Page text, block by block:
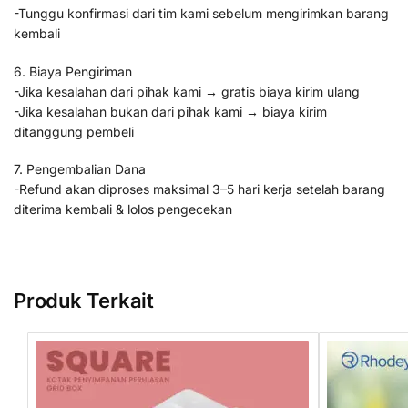
-Tunggu konfirmasi dari tim kami sebelum mengirimkan barang
kembali
6. Biaya Pengiriman
-Jika kesalahan dari pihak kami → gratis biaya kirim ulang
-Jika kesalahan bukan dari pihak kami → biaya kirim
ditanggung pembeli
7. Pengembalian Dana
-Refund akan diproses maksimal 3–5 hari kerja setelah barang
diterima kembali & lolos pengecekan
Produk Terkait